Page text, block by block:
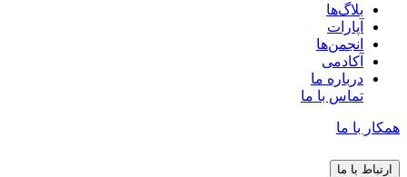
بلاگ‌ها
آپارات
انجمن‌ها
آکادمی
درباره ما
تماس با ما
همکار با ما
ارتباط با ما